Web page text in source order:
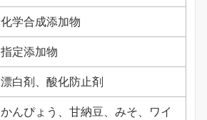
化学合成添加物
指定添加物
漂白剤、酸化防止剤
かんぴょう、甘納豆、みそ、ワイ